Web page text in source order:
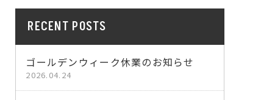
RECENT POSTS
ゴールデンウィーク休業のお知らせ
2026.04.24